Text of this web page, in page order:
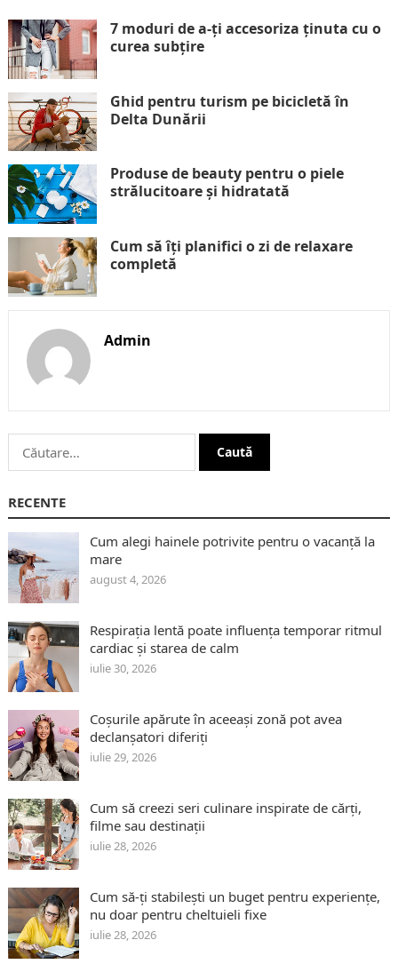
7 moduri de a-ți accesoriza ținuta cu o
curea subțire
Ghid pentru turism pe bicicletă în
Delta Dunării
Produse de beauty pentru o piele
strălucitoare și hidratată
Cum să îți planifici o zi de relaxare
completă
Admin
Caută
după:
RECENTE
Cum alegi hainele potrivite pentru o vacanță la
mare
august 4, 2026
Respirația lentă poate influența temporar ritmul
cardiac și starea de calm
iulie 30, 2026
Coșurile apărute în aceeași zonă pot avea
declanșatori diferiți
iulie 29, 2026
Cum să creezi seri culinare inspirate de cărți,
filme sau destinații
iulie 28, 2026
Cum să-ți stabilești un buget pentru experiențe,
nu doar pentru cheltuieli fixe
iulie 28, 2026